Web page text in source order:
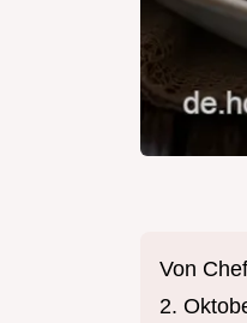
Von
2.